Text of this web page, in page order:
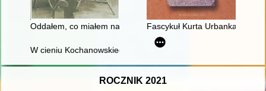
Oddałem, co miałem najcenniejszeFascykuł Kurta Urbanka :
W cieniu Kochanowskiego
ROCZNIK 2021